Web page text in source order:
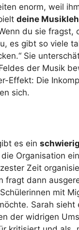
enorm, weil
deine
du sie fragst,
es gibt so viele
Sie
der Musik
Effekt: Die
sich.
es ein
Organisation
Zeit
fragt dann
mit
Sarah
der widrigen